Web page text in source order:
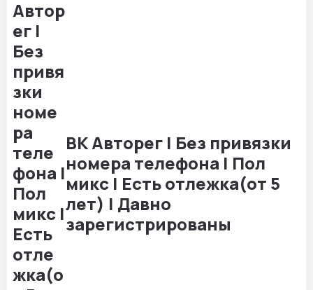
ВК Авторег | Без привязки
номера телефона | Пол
микс | Есть отлежка(от 5
лет) | Давно
зарегистрированы